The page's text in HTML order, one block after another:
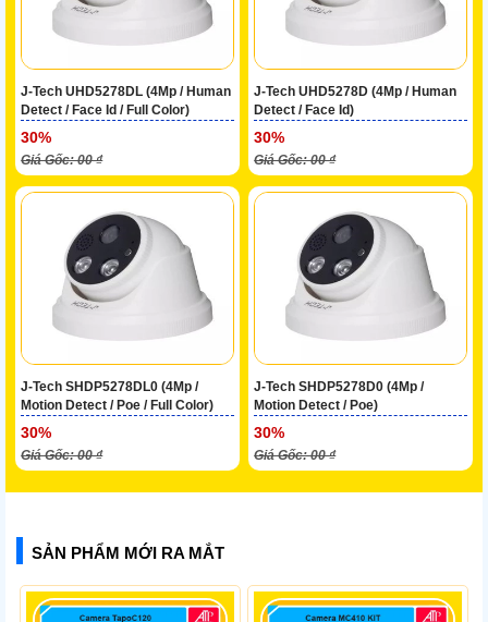
J-Tech UHD5278DL (4Mp / Human
Detect / Face Id / Full Color)
30%
Giá Gốc: 00 ₫
J-Tech UHD5278D (4Mp / Human
Detect / Face Id)
30%
Giá Gốc: 00 ₫
J-Tech SHDP5278DL0 (4Mp /
Motion Detect / Poe / Full Color)
30%
Giá Gốc: 00 ₫
J-Tech SHDP5278D0 (4Mp /
Motion Detect / Poe)
30%
Giá Gốc: 00 ₫
SẢN PHẨM MỚI RA MẮT